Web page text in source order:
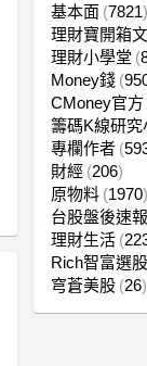
基本面 7821
理財寶開箱文
理財小學堂
Money錢
CMoney官方
籌碼K線研
專欄作者
財經 206
原物料 1970
台股盤後速報
理財生活
Rich智富選股
穹蒼美股 26